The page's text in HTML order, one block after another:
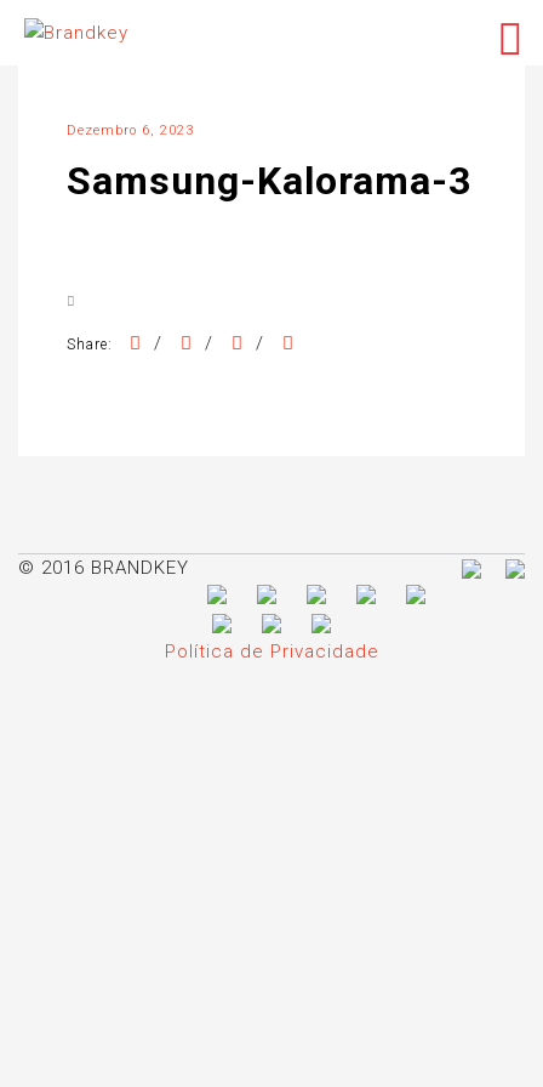
Dezembro 6, 2023
Samsung-Kalorama-3
Share: / / /
© 2016 BRANDKEY
Política de Privacidade